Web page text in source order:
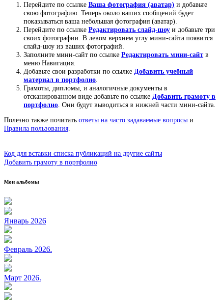
Перейдите по ссылке Ваша фотография (аватар) и добавьте
свою фотографию. Теперь около ваших сообщений будет
показываться ваша небольшая фотография (аватар).
Перейдите по ссылке Редактировать слайд-шоу и добавьте три
своих фотографии. В левом верхнем углу мини-сайта появится
слайд-шоу из ваших фотографий.
Заполните мини-сайт по ссылке Редактировать мини-сайт в
меню Навигация.
Добавьте свои разработки по ссылке Добавить учебный
материал в портфолио
Грамоты, дипломы, и аналогичные документы в
отсканированном виде добавьте по ссылке Добавить грамоту в
портфолио . Они будут выводиться в нижней части мини-сайта.
Полезно также почитать ответы на часто задаваемые вопросы и
Правила пользования.
Код для вставки списка публикаций на другие сайты
Добавить грамоту в портфолио
Мои альбомы
Январь 2026
Февраль 2026.
Март 2026.